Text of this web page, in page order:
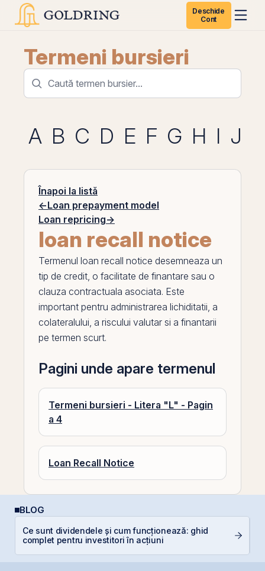
Deschide
Cont
Termeni bursieri
A B C D E F G H I J
Înapoi la listă
←Loan prepayment model
Loan repricing→
loan recall notice
Termenul loan recall notice desemneaza un
tip de credit, o facilitate de finantare sau o
clauza contractuala asociata. Este
important pentru administrarea lichiditatii, a
colateralului, a riscului valutar si a finantarii
pe termen scurt.
Pagini unde apare termenul
Termeni bursieri - Litera "L" - Pagin
a 4
Loan Recall Notice
BLOG
Ce sunt dividendele și cum funcționează: ghid
complet pentru investitori în acțiuni